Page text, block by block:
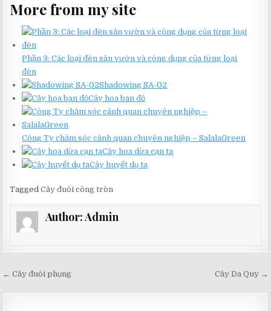
More from my site
Phần 3: Các loại đèn sân vườn và công dụng của từng loại
đèn
Shadowing SA-02
Cây hoa ban đỏ
Công Ty chăm sóc cảnh quan chuyên nghiệp – SalalaGreen
Cây hoa dừa cạn ta
Cây huyết dụ ta
TaggedCây đuôi công tròn
Author:Admin
Điều
hướng
Cây Da Quy →
← Cây đuôi phụng